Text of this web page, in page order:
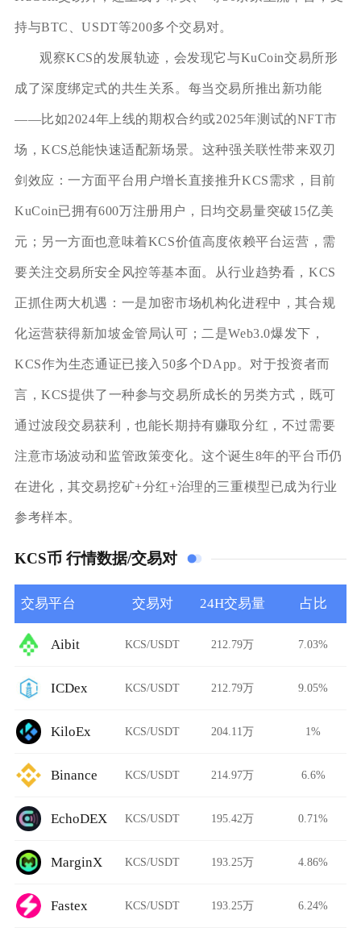
持与BTC、USDT等200多个交易对。
观察KCS的发展轨迹，会发现它与KuCoin交易所形
成了深度绑定式的共生关系。每当交易所推出新功能
——比如2024年上线的期权合约或2025年测试的NFT市
场，KCS总能快速适配新场景。这种强关联性带来双刃
剑效应：一方面平台用户增长直接推升KCS需求，目前
KuCoin已拥有600万注册用户，日均交易量突破15亿美
元；另一方面也意味着KCS价值高度依赖平台运营，需
要关注交易所安全风控等基本面。从行业趋势看，KCS
正抓住两大机遇：一是加密市场机构化进程中，其合规
化运营获得新加坡金管局认可；二是Web3.0爆发下，
KCS作为生态通证已接入50多个DApp。对于投资者而
言，KCS提供了一种参与交易所成长的另类方式，既可
通过波段交易获利，也能长期持有赚取分红，不过需要
注意市场波动和监管政策变化。这个诞生8年的平台币仍
在进化，其交易挖矿+分红+治理的三重模型已成为行业
参考样本。
KCS币 行情数据/交易对
交易平台 交易对 24H交易量 占比
Aibit KCS/USDT 212.79万 7.03%
ICDex KCS/USDT 212.79万 9.05%
KiloEx KCS/USDT 204.11万 1%
Binance KCS/USDT 214.97万 6.6%
EchoDEX KCS/USDT 195.42万 0.71%
MarginX KCS/USDT 193.25万 4.86%
Fastex KCS/USDT 193.25万 6.24%